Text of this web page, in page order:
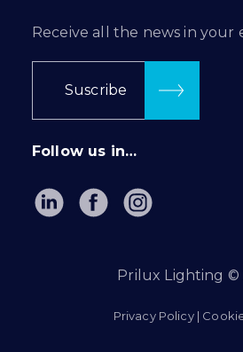
Receive all the news in your
Suscribe
Follow us in…
Prilux Lighting ©
Privacy Policy|